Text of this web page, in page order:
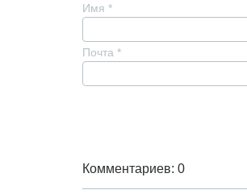
Имя *
Почта *
Комментариев: 0